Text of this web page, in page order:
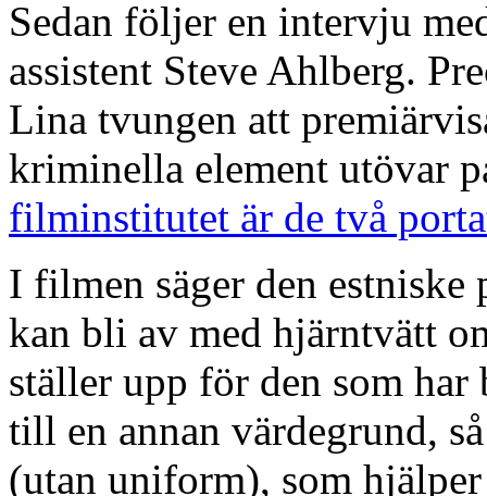
Sedan följer en intervju
assistent Steve Ahlberg.
Lina tvungen att
kriminella element utövar
filminstitutet är de två
I filmen säger den
kan bli av med hjärntvätt
ställer upp för den som
till en annan värdegrund,
(utan uniform), som